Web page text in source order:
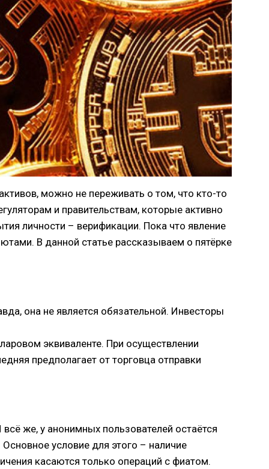
можно не переживать о том, что кто-то
и правительствам, которые активно
личности – верификации. Пока что явление
В данной статье рассказываем о пятёрке
она не является обязательной. Инвесторы
эквиваленте. При осуществлении
предполагает от торговца отправки
же, у анонимных пользователей остаётся
условие для этого – наличие
касаются только операций с фиатом.